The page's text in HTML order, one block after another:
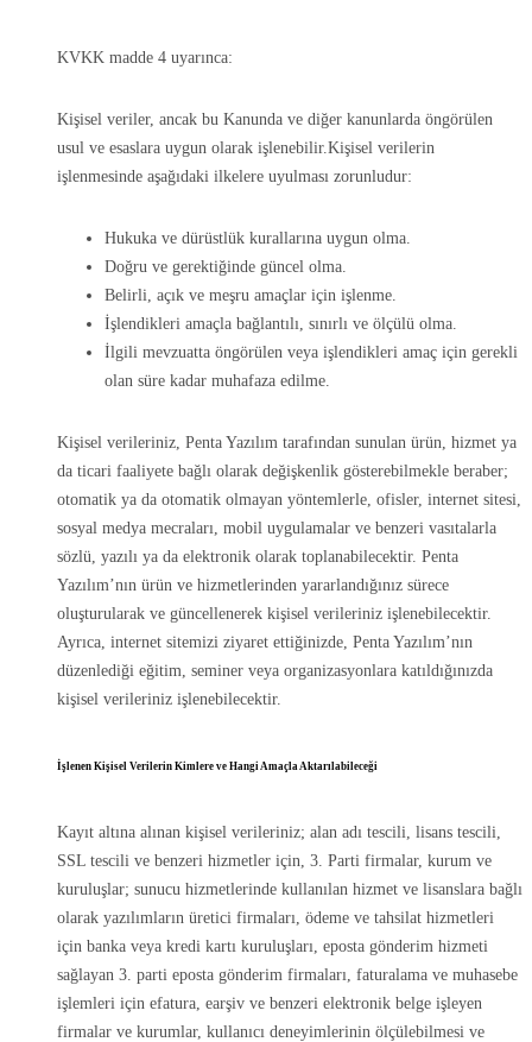
KVKK madde 4 uyarınca:
Kişisel veriler, ancak bu Kanunda ve diğer kanunlarda öngörülen
usul ve esaslara uygun olarak işlenebilir.Kişisel verilerin
işlenmesinde aşağıdaki ilkelere uyulması zorunludur:
Hukuka ve dürüstlük kurallarına uygun olma.
Doğru ve gerektiğinde güncel olma.
Belirli, açık ve meşru amaçlar için işlenme.
İşlendikleri amaçla bağlantılı, sınırlı ve ölçülü olma.
İlgili mevzuatta öngörülen veya işlendikleri amaç için gerekli
olan süre kadar muhafaza edilme.
Kişisel verileriniz, Penta Yazılım tarafından sunulan ürün, hizmet ya
da ticari faaliyete bağlı olarak değişkenlik gösterebilmekle beraber;
otomatik ya da otomatik olmayan yöntemlerle, ofisler, internet sitesi,
sosyal medya mecraları, mobil uygulamalar ve benzeri vasıtalarla
sözlü, yazılı ya da elektronik olarak toplanabilecektir. Penta
Yazılım’nın ürün ve hizmetlerinden yararlandığınız sürece
oluşturularak ve güncellenerek kişisel verileriniz işlenebilecektir.
Ayrıca, internet sitemizi ziyaret ettiğinizde, Penta Yazılım’nın
düzenlediği eğitim, seminer veya organizasyonlara katıldığınızda
kişisel verileriniz işlenebilecektir.
İşlenen Kişisel Verilerin Kimlere ve Hangi Amaçla Aktarılabileceği
Kayıt altına alınan kişisel verileriniz; alan adı tescili, lisans tescili,
SSL tescili ve benzeri hizmetler için, 3. Parti firmalar, kurum ve
kuruluşlar; sunucu hizmetlerinde kullanılan hizmet ve lisanslara bağlı
olarak yazılımların üretici firmaları, ödeme ve tahsilat hizmetleri
için banka veya kredi kartı kuruluşları, eposta gönderim hizmeti
sağlayan 3. parti eposta gönderim firmaları, faturalama ve muhasebe
işlemleri için efatura, earşiv ve benzeri elektronik belge işleyen
firmalar ve kurumlar, kullanıcı deneyimlerinin ölçülebilmesi ve